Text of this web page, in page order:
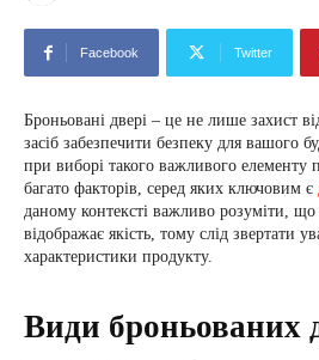
Facebook Twitter
Броньовані двері – це не лише захист
засіб забезпечити безпеку для вашого
при виборі такого важливого елементу
багато факторів, серед яких ключовим є
даному контексті важливо розуміти,
відображає якість, тому слід звертати
характеристики продукту.
Види броньованих